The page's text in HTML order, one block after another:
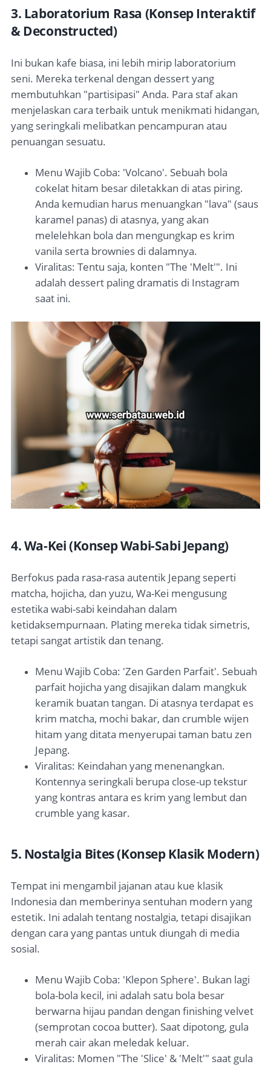
3. Laboratorium Rasa (Konsep Interaktif
& Deconstructed)
Ini bukan kafe biasa, ini lebih mirip laboratorium
seni. Mereka terkenal dengan dessert yang
membutuhkan "partisipasi" Anda. Para staf akan
menjelaskan cara terbaik untuk menikmati hidangan,
yang seringkali melibatkan pencampuran atau
penuangan sesuatu.
Menu Wajib Coba: 'Volcano'. Sebuah bola
cokelat hitam besar diletakkan di atas piring.
Anda kemudian harus menuangkan "lava" (saus
karamel panas) di atasnya, yang akan
melelehkan bola dan mengungkap es krim
vanila serta brownies di dalamnya.
Viralitas: Tentu saja, konten "The 'Melt'". Ini
adalah dessert paling dramatis di Instagram
saat ini.
4. Wa-Kei (Konsep Wabi-Sabi Jepang)
Berfokus pada rasa-rasa autentik Jepang seperti
matcha, hojicha, dan yuzu, Wa-Kei mengusung
estetika wabi-sabi keindahan dalam
ketidaksempurnaan. Plating mereka tidak simetris,
tetapi sangat artistik dan tenang.
Menu Wajib Coba: 'Zen Garden Parfait'. Sebuah
parfait hojicha yang disajikan dalam mangkuk
keramik buatan tangan. Di atasnya terdapat es
krim matcha, mochi bakar, dan crumble wijen
hitam yang ditata menyerupai taman batu zen
Jepang.
Viralitas: Keindahan yang menenangkan.
Kontennya seringkali berupa close-up tekstur
yang kontras antara es krim yang lembut dan
crumble yang kasar.
5. Nostalgia Bites (Konsep Klasik Modern)
Tempat ini mengambil jajanan atau kue klasik
Indonesia dan memberinya sentuhan modern yang
estetik. Ini adalah tentang nostalgia, tetapi disajikan
dengan cara yang pantas untuk diungah di media
sosial.
Menu Wajib Coba: 'Klepon Sphere'. Bukan lagi
bola-bola kecil, ini adalah satu bola besar
berwarna hijau pandan dengan finishing velvet
(semprotan cocoa butter). Saat dipotong, gula
merah cair akan meledak keluar.
Viralitas: Momen "The 'Slice' & 'Melt'" saat gula